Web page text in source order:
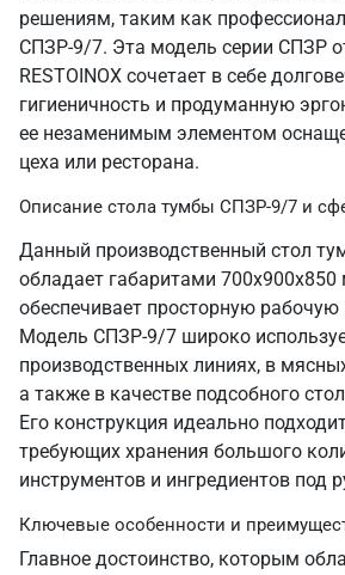
решениям, таким как
СПЗР-9/7. Эта модель серии СПЗР
RESTOINOX сочетает в себе
гигиеничность и продуманную
ее незаменимым элементом
цеха или ресторана.
Описание стола тумбы СПЗР-9/7 и
Данный производственный стол
обладает габаритами
обеспечивает просторную рабочую
Модель СПЗР-9/7 широко
производственных линиях, в
а также в качестве подсобного
Его конструкция идеально
требующих хранения большого
инструментов и ингредиентов под
Ключевые особенности и
Главное достоинство, которым